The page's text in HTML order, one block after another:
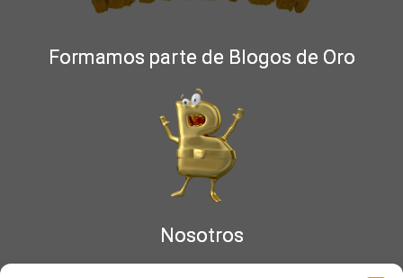
Formamos parte de Blogos de Oro
Nosotros